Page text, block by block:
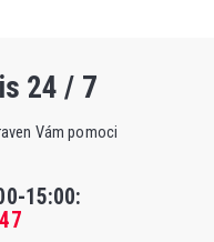
24 / 7
Vám pomoci
15:00: